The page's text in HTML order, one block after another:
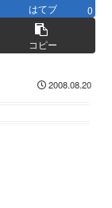
はてブ 0
コピー
2008.08.20